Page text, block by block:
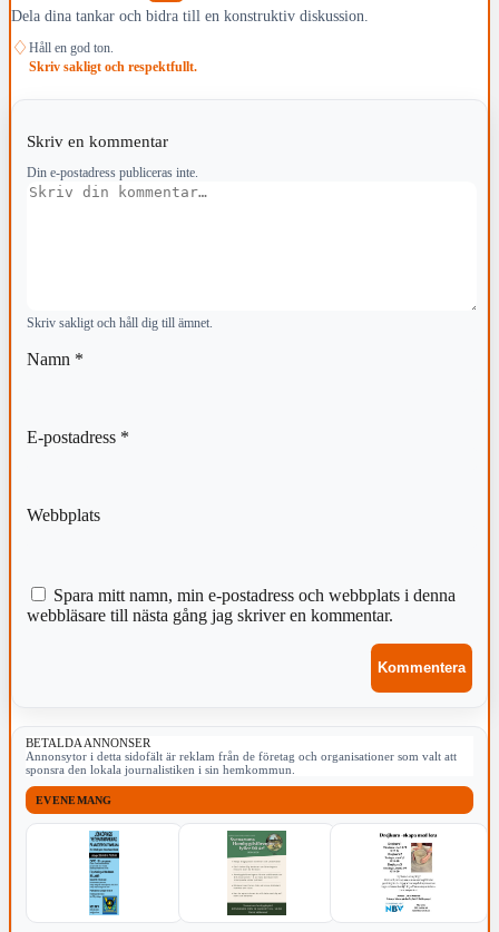
Dela dina tankar och bidra till en konstruktiv diskussion.
♢ Håll en god ton.
Skriv sakligt och respektfullt.
Skriv en kommentar
Din e-postadress publiceras inte.
Kommentar
Skriv sakligt och håll dig till ämnet.
Namn *
E-postadress *
Webbplats
Spara mitt namn, min e-postadress och webbplats i denna
webbläsare till nästa gång jag skriver en kommentar.
BETALDA ANNONSER
Annonsytor i detta sidofält är reklam från de företag och organisationer som valt att
sponsra den lokala journalistiken i sin hemkommun.
EVENEMANG